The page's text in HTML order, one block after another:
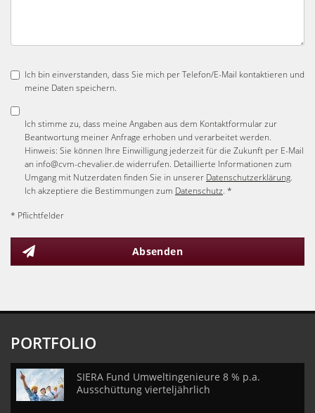
Ich bin einverstanden, dass Sie mich per Telefon/E-Mail kontaktieren und
meine Daten speichern.
Ich stimme zu, dass meine Angaben aus dem Kontaktformular zur
Beantwortung meiner Anfrage erhoben und verarbeitet werden.
Hinweis: Sie können Ihre Einwilligung jederzeit für die Zukunft per E-Mail
an info@cvm-chevalier.de widerrufen. Detaillierte Informationen zum
Umgang mit Nutzerdaten finden Sie in unserer Datenschutzerklärung.
Ich akzeptiere die Bestimmungen zum Datenschutz. *
* Pflichtfelder
Absenden
PORTFOLIO
SIERA Fund Umweltingenieure 8 % p.a.
Ausschüttung vierteljährlich